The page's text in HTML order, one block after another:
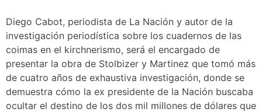
Diego Cabot, periodista de La Nación y autor de la
investigación periodística sobre los cuadernos de las
coimas en el kirchnerismo, será el encargado de
presentar la obra de Stolbizer y Martinez que tomó más
de cuatro años de exhaustiva investigación, donde se
demuestra cómo la ex presidente de la Nación buscaba
ocultar el destino de los dos mil millones de dólares que